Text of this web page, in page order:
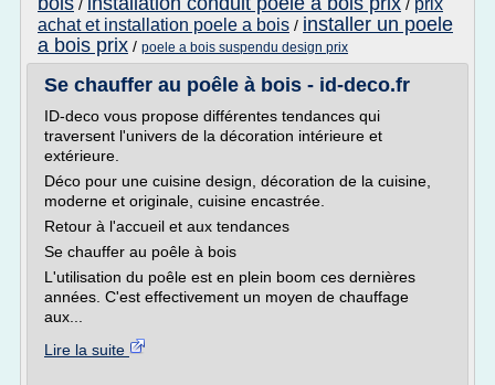
/ / prix
achat et installation poele a bois / installer un poele
a bois prix / poele a bois suspendu design prix
Se chauffer au poêle à bois - id-deco.fr
ID-deco vous propose différentes tendances qui
traversent l'univers de la décoration intérieure et
extérieure.
Déco pour une cuisine design, décoration de la cuisine,
moderne et originale, cuisine encastrée.
Retour à l'accueil et aux tendances
Se chauffer au poêle à bois
L'utilisation du poêle est en plein boom ces dernières
années. C'est effectivement un moyen de chauffage
aux...
Lire la suite